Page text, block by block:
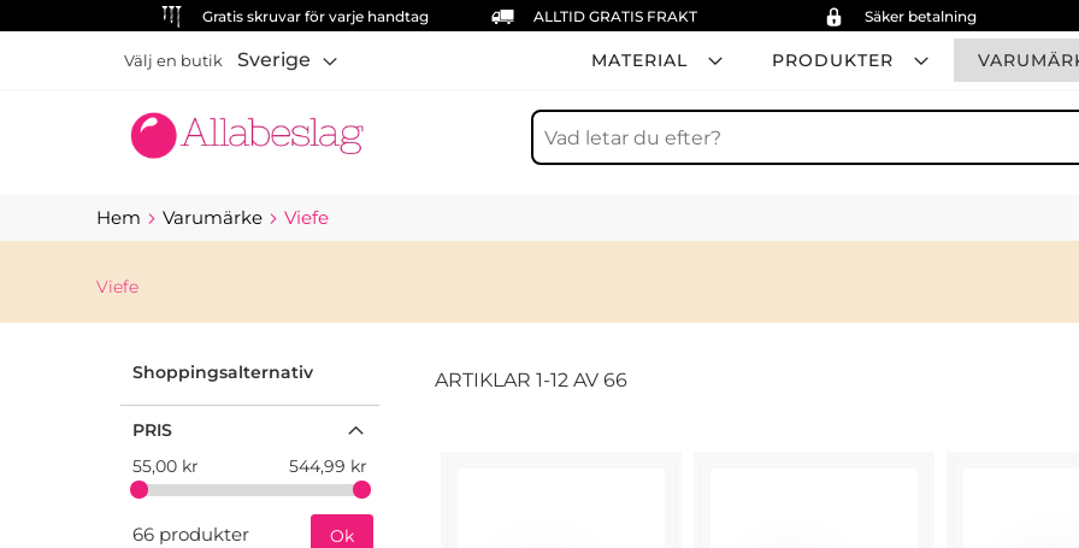
Gratis skruvar för varje handtag ALLTID GRATIS FRAKT Säker betalning
MATERIAL PRODUKTER
Välj en butik Sverige
Sök
Hem Varumärke Viefe
Viefe
ARTIKLAR 1-12AV 66
Shoppingsalternativ
PRIS
55,00 kr
544,99 kr
66 produkter Ok